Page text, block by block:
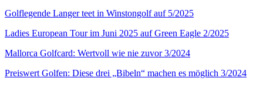
Golflegende Langer teet in Winstongolf auf 5/2025
Ladies European Tour im Juni 2025 auf Green Eagle 2/2025
Mallorca Golfcard: Wertvoll wie nie zuvor 3/2024
Preiswert Golfen: Diese drei „Bibeln“ machen es möglich 3/2024